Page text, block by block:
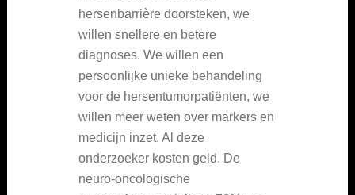
hersenbarrière doorsteken, we
willen snellere en betere
diagnoses. We willen een
persoonlijke unieke behandeling
voor de hersentumorpatiënten, we
willen meer weten over markers en
medicijn inzet. Al deze
onderzoeker kosten geld. De
neuro-oncologische